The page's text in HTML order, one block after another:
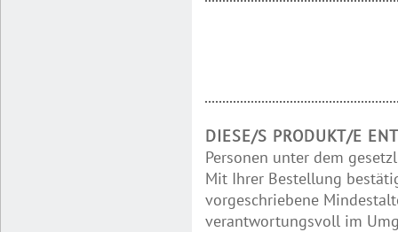
DIESE/S PRODUKT/E
Personen unter dem
Mit Ihrer Bestellung
vorgeschriebene
verantwortungsvoll im